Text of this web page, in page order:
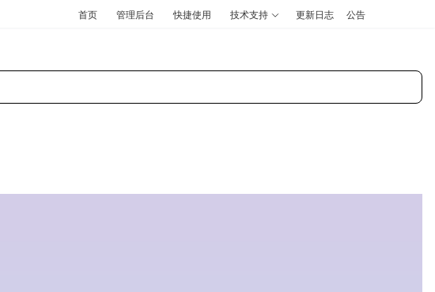
首页 管理后台 快捷使用 技术支持 更新日志 公告